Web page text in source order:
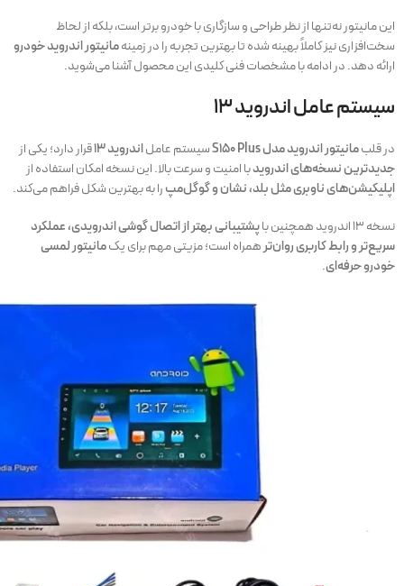
این مانیتور نه‌تنها از نظر طراحی و سازگاری با خودرو برتر است، بلکه از لحاظ
سخت‌افزاری نیز کاملاً بهینه شده تا بهترین تجربه را در زمینهمانیتور اندروید خودرو
ارائه دهد. در ادامه با مشخصات فنی کلیدی این محصول آشنا می‌شوید.
سیستم عامل اندروید ۱۳
در قلبمانیتور اندروید مدل S150 Plus سیستم عاملاندروید ۱۳
قرار دارد؛ یکی از
جدیدترین نسخه‌های اندرویدبا امنیت و سرعت بالا. این نسخه امکان استفاده از
اپلیکیشن‌های ناوبری مثل بلد، نشان و گوگل‌مپرا به بهترین شکل فراهم می‌کند.
نسخه ۱۳ اندروید همچنین با
پشتیبانی بهتر از اتصال گوشی اندرویدی، عملکرد
سریع‌تر و رابط کاربری روان‌ترهمراه است؛ مزیتی مهم برای یکمانیتور لمسی
خودرو حرفه‌ای.